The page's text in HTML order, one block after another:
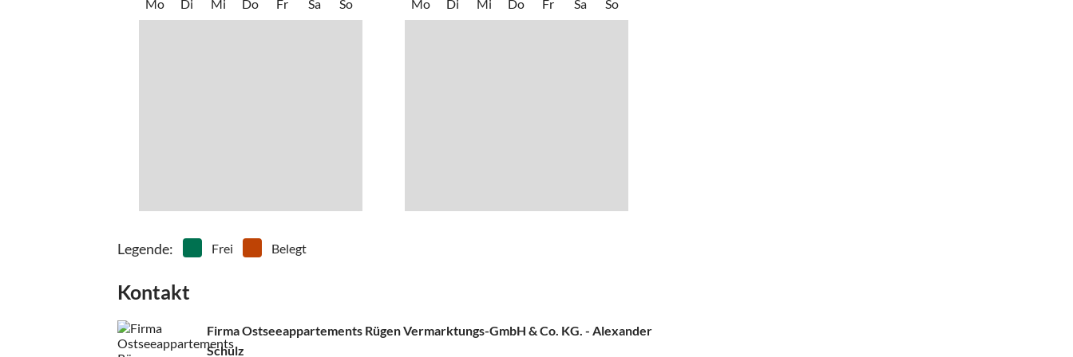
Mo Di Mi Do Fr Sa So Mo Di Mi Do Fr Sa So
Legende: Frei Belegt
Kontakt
Firma Ostseeappartements Rügen Vermarktungs-GmbH & Co. KG. - Alexander
Schulz